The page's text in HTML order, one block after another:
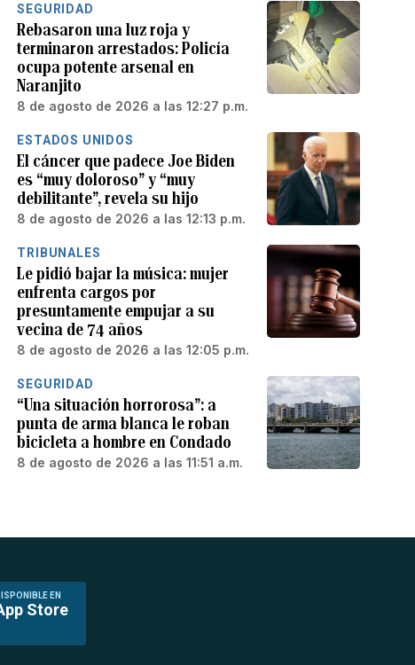
SEGURIDAD
Rebasaron una luz roja y
terminaron arrestados: Policía
ocupa potente arsenal en
Naranjito
8 de agosto de 2026 a las 12:27 p.m.
ESTADOS UNIDOS
El cáncer que padece Joe Biden
es “muy doloroso” y “muy
debilitante”, revela su hijo
8 de agosto de 2026 a las 12:13 p.m.
TRIBUNALES
Le pidió bajar la música: mujer
enfrenta cargos por
presuntamente empujar a su
vecina de 74 años
8 de agosto de 2026 a las 12:05 p.m.
SEGURIDAD
“Una situación horrorosa”: a
punta de arma blanca le roban
bicicleta a hombre en Condado
8 de agosto de 2026 a las 11:51 a.m.
EN
Store